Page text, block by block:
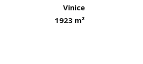
Vinice
1923 m²